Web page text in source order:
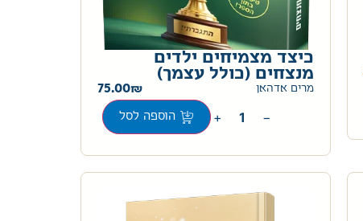
כיצד מצמיחים ילדים
מנצחים (כולל עצמך)
מרים אדהאן 75.00
−
+ הוספה לסל